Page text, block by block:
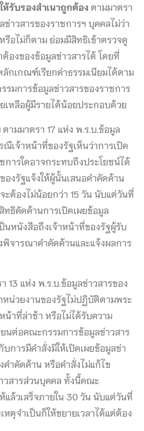
ห้รับรองสำเนาถูกต้อง ตามมาตรา
ข่าวสารของราชการฯ บุคคลไม่ว่า
รือไม่ก็ตาม ย่อมมีสิทธิเข้าตรวจดู
องของข้อมูลข่าวสารได้ โดยที่
กเกณฑ์เรียกค่าธรรมเนียมได้ตาม
มการข้อมูลข่าวสารของราชการ
เหลือผู้มีรายได้น้อยประกอบด้วย
ตามมาตรา 17 แห่ง พ.ร.บ.ข้อมูล
ณีเจ้าหน้าที่ของรัฐเห็นว่าการเปิด
การใดอาจกระทบถึงประโยชน์ได้
องรัฐแจ้งให้ผู้นั้นเสนอคำคัดค้าน
ะต้องไม่น้อยกว่า 15 วัน นับแต่วันที่
ทธิคัดค้านการเปิดเผยข้อมูล
นหนังสือถึงเจ้าหน้าที่ของรัฐผู้รับ
จารณาคำคัดค้านและแจ้งผลการ
13 แห่ง พ.ร.บ.ข้อมูลข่าวสารของ
หน่วยงานของรัฐไม่ปฏิบัติตามพระ
ที่ล่าช้า หรือไม่ได้รับความ
นต่อคณะกรรมการข้อมูลข่าวสาร
บการมีคำสั่งมิให้เปิดเผยข้อมูลข่า
คำคัดค้าน หรือคำสั่งไม่แก้ไข
วสารส่วนบุคคล ทั้งนี้คณะ
ล้วเสร็จภายใน 30 วัน นับแต่วันที่
หตุจำเป็นก็ให้ขยายเวลาได้แต่ต้อง